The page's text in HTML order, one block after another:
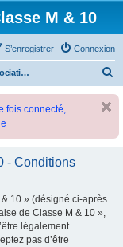
M & 10
Connexion
S’enregistrer
Forum de l'Association Française de Classe M
c
fois connecté,
- Conditions
10 » (désigné ci-après
de Classe M & 10 »,
légalement
pas d’être